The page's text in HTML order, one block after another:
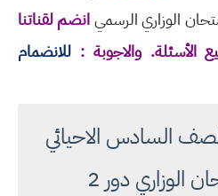
الوزاري الرسميانضم لقناتنا
الأسئلة. والاجوبة : للانضمام
السادس الاحيائي